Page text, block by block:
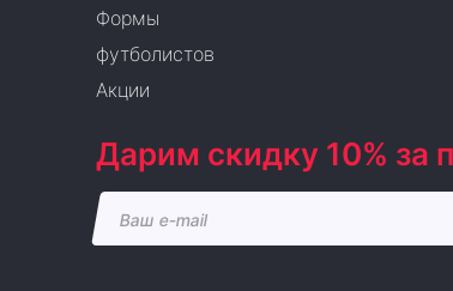
Формы
футболистов
Акции
Дарим скидку 10% за